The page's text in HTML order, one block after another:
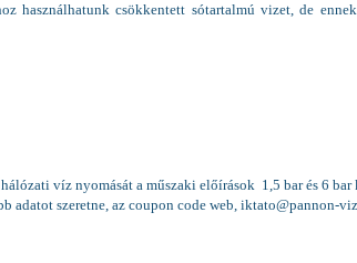
használhatunk csökkentett sótartalmú vizet, de
víz nyomását a műszaki előírások 1,5 bar és 6
adatot szeretne, az coupon code web, iktato@pannon-